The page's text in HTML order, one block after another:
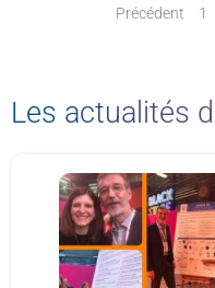
Précédent 1
Les actualités
a
g
e